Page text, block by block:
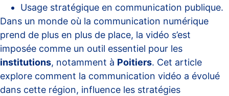
Usage stratégique en communication publique.
Dans un monde où la communication numérique
prend de plus en plus de place, la vidéo s’est
imposée comme un outil essentiel pour les
institutions, notamment à Poitiers. Cet article
explore comment la communication vidéo a évolué
dans cette région, influence les stratégies